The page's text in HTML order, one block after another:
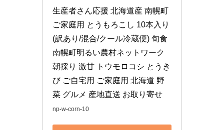
生産者さん応援 北海道産 南幌町
ご家庭用 とうもろこし 10本入り
(訳あり/混合/クール冷蔵便) 旬食
南幌町明るい農村ネットワーク
朝採り 激甘 トウモロコシ とうき
び ご自宅用 ご家庭用 北海道 野
菜 グルメ 産地直送 お取り寄せ
np-w-corn-10